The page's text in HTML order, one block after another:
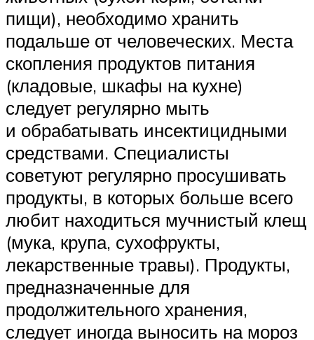
пищи), необходимо хранить
подальше от человеческих. Места
скопления продуктов питания
(кладовые, шкафы на кухне)
следует регулярно мыть
и обрабатывать инсектицидными
средствами. Специалисты
советуют регулярно просушивать
продукты, в которых больше всего
любит находиться мучнистый клещ
(мука, крупа, сухофрукты,
лекарственные травы). Продукты,
предназначенные для
продолжительного хранения,
следует иногда выносить на мороз